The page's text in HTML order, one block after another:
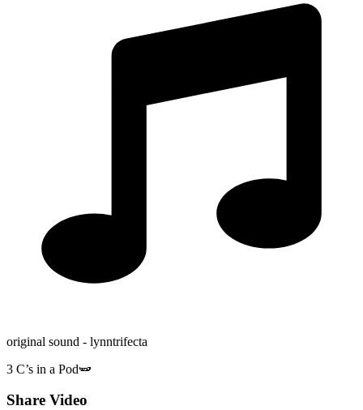
original sound - lynntrifecta
3 C’s in a Pod🫛
Share Video